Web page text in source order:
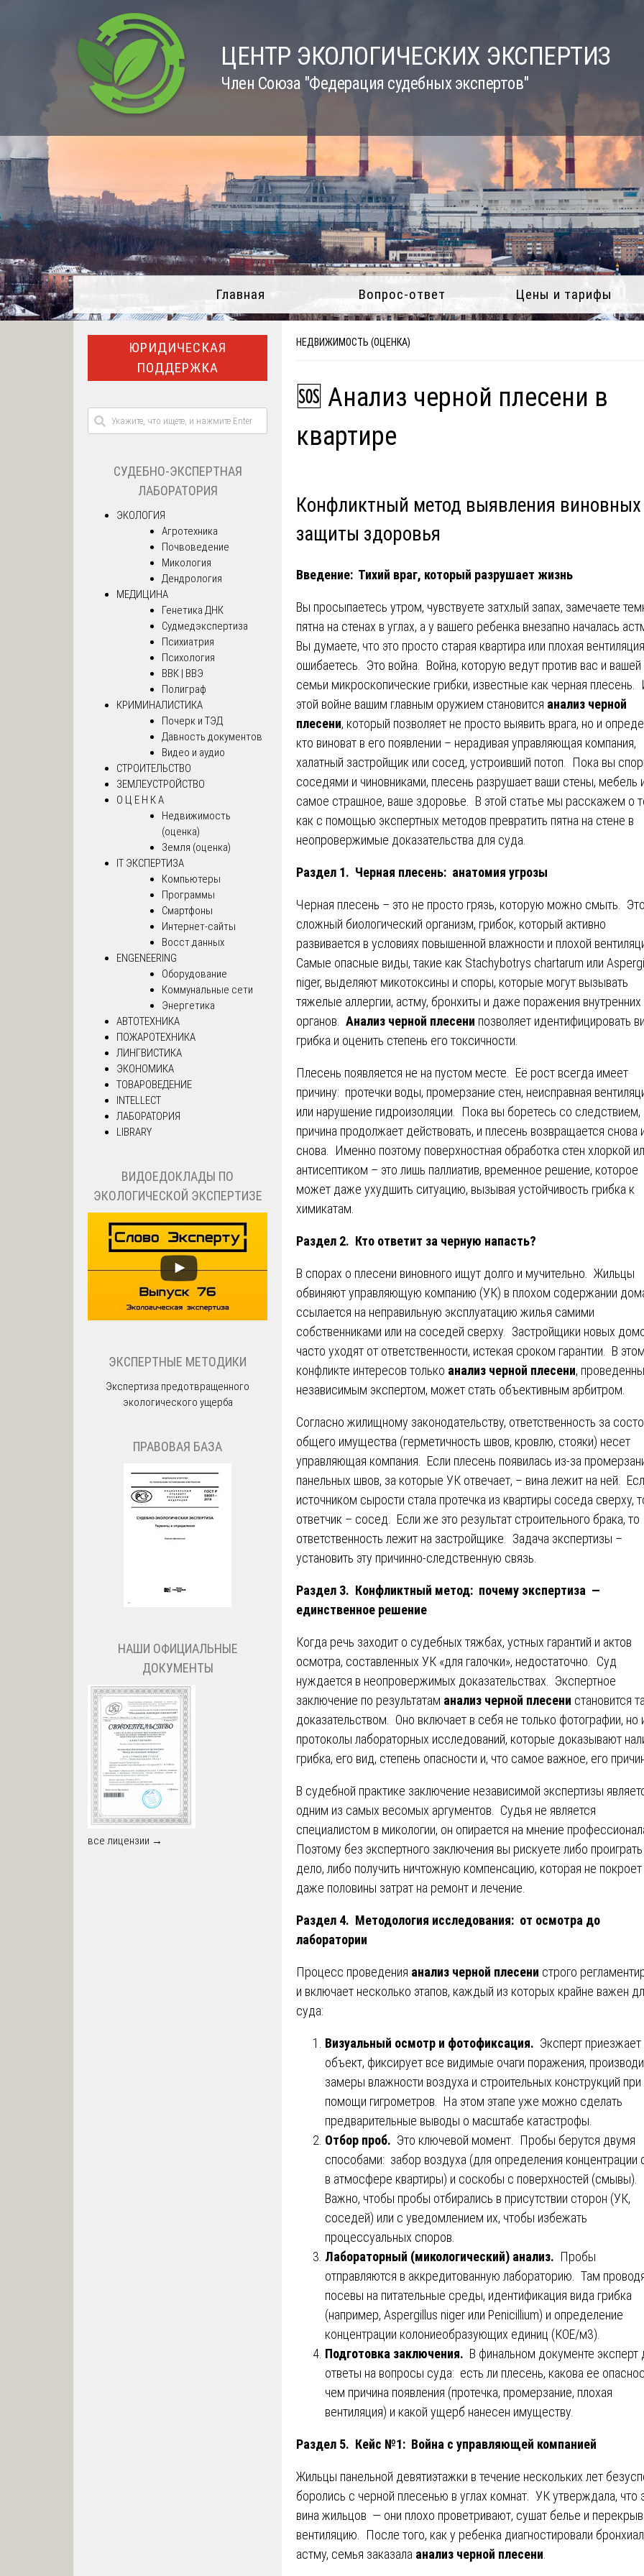
ЦЕНТР ЭКОЛОГИЧЕСКИХ ЭКСПЕРТИЗ
Член Союза "Федерация судебных экспертов"
Главная Вопрос-ответ Цены и тарифы
НЕДВИЖИМОСТЬ (ОЦЕНКА)
🆘 Анализ черной плесени в
квартире
Конфликтный метод выявления виновных
защиты здоровья
Введение: Тихий враг, который разрушает жизнь
Вы просыпаетесь утром, чувствуете затхлый запах, замечаете
пятна на стенах в углах, а у вашего ребенка внезапно началась
Вы думаете, что это просто старая квартира или плохая
ошибаетесь. Это война. Война, которую ведут против вас и вашей
семьи микроскопические грибки, известные как черная плесень.
этой войне вашим главным оружием становится анализ черной
плесени, который позволяет не просто выявить врага, но и
кто виноват в его появлении – нерадивая управляющая компания,
халатный застройщик или сосед, устроивший потоп. Пока вы
соседями и чиновниками, плесень разрушает ваши стены, мебель
самое страшное, ваше здоровье. В этой статье мы расскажем о
как с помощью экспертных методов превратить пятна на стене в
неопровержимые доказательства для суда.
Раздел 1. Черная плесень: анатомия угрозы
Черная плесень – это не просто грязь, которую можно смыть. Это
сложный биологический организм, грибок, который активно
развивается в условиях повышенной влажности и плохой
Самые опасные виды, такие как Stachybotrys chartarum или
niger, выделяют микотоксины и споры, которые могут вызывать
тяжелые аллергии, астму, бронхиты и даже поражения внутренних
органов. Анализ черной плесени позволяет идентифицировать
грибка и оценить степень его токсичности.
Плесень появляется не на пустом месте. Её рост всегда имеет
причину: протечки воды, промерзание стен, неисправная
или нарушение гидроизоляции. Пока вы боретесь со следствием,
причина продолжает действовать, и плесень возвращается снова
снова. Именно поэтому поверхностная обработка стен хлоркой
антисептиком – это лишь паллиатив, временное решение, которое
может даже ухудшить ситуацию, вызывая устойчивость грибка к
химикатам.
Раздел 2. Кто ответит за черную напасть?
В спорах о плесени виновного ищут долго и мучительно. Жильцы
обвиняют управляющую компанию (УК) в плохом содержании
ссылается на неправильную эксплуатацию жилья самими
собственниками или на соседей сверху. Застройщики новых
часто уходят от ответственности, истекая сроком гарантии. В этом
конфликте интересов только анализ черной плесени,
независимым экспертом, может стать объективным арбитром.
Согласно жилищному законодательству, ответственность за
общего имущества (герметичность швов, кровлю, стояки) несет
управляющая компания. Если плесень появилась из-за
панельных швов, за которые УК отвечает, – вина лежит на ней.
источником сырости стала протечка из квартиры соседа сверху,
ответчик – сосед. Если же это результат строительного брака, то
ответственность лежит на застройщике. Задача экспертизы –
установить эту причинно-следственную связь.
Раздел 3. Конфликтный метод: почему экспертиза —
единственное решение
Когда речь заходит о судебных тяжбах, устных гарантий и актов
осмотра, составленных УК «для галочки», недостаточно. Суд
нуждается в неопровержимых доказательствах. Экспертное
заключение по результатам анализ черной плесени становится
доказательством. Оно включает в себя не только фотографии, но
протоколы лабораторных исследований, которые доказывают
грибка, его вид, степень опасности и, что самое важное, его
В судебной практике заключение независимой экспертизы
одним из самых весомых аргументов. Судья не является
специалистом в микологии, он опирается на мнение
Поэтому без экспертного заключения вы рискуете либо проиграть
дело, либо получить ничтожную компенсацию, которая не покроет
даже половины затрат на ремонт и лечение.
Раздел 4. Методология исследования: от осмотра до
лаборатории
Процесс проведения анализ черной плесени строго
и включает несколько этапов, каждый из которых крайне важен
суда:
Визуальный осмотр и фотофиксация. Эксперт приезжает
объект, фиксирует все видимые очаги поражения,
замеры влажности воздуха и строительных конструкций при
помощи гигрометров. На этом этапе уже можно сделать
предварительные выводы о масштабе катастрофы.
Отбор проб. Это ключевой момент. Пробы берутся двумя
способами: забор воздуха (для определения концентрации
в атмосфере квартиры) и соскобы с поверхностей (смывы).
Важно, чтобы пробы отбирались в присутствии сторон (УК,
соседей) или с уведомлением их, чтобы избежать
процессуальных споров.
Лабораторный (микологический) анализ. Пробы
отправляются в аккредитованную лабораторию. Там
посевы на питательные среды, идентификация вида грибка
(например, Aspergillus niger или Penicillium) и определение
концентрации колониеобразующих единиц (КОЕ/м3).
Подготовка заключения. В финальном документе эксперт
ответы на вопросы суда: есть ли плесень, какова ее
чем причина появления (протечка, промерзание, плохая
вентиляция) и какой ущерб нанесен имуществу.
Раздел 5. Кейс №1: Война с управляющей компанией
Жильцы панельной девятиэтажки в течение нескольких лет
боролись с черной плесенью в углах комнат. УК утверждала, что
вина жильцов — они плохо проветривают, сушат белье и
вентиляцию. После того, как у ребенка диагностировали
астму, семья заказала анализ черной плесени
ЮРИДИЧЕСКАЯ
ПОДДЕРЖКА
СУДЕБНО-ЭКСПЕРТНАЯ
ЛАБОРАТОРИЯ
ЭКОЛОГИЯ
Агротехника
Почвоведение
Микология
Дендрология
МЕДИЦИНА
Генетика ДНК
Судмедэкспертиза
Психиатрия
Психология
ВВК | ВВЭ
Полиграф
КРИМИНАЛИСТИКА
Почерк и ТЭД
Давность документов
Видео и аудио
СТРОИТЕЛЬСТВО
ЗЕМЛЕУСТРОЙСТВО
О Ц Е Н К А
Недвижимость
(оценка)
Земля (оценка)
IT ЭКСПЕРТИЗА
Компьютеры
Программы
Смартфоны
Интернет-сайты
Восст.данных
ENGENEERING
Оборудование
Коммунальные сети
Энергетика
АВТОТЕХНИКА
ПОЖАРОТЕХНИКА
ЛИНГВИСТИКА
ЭКОНОМИКА
ТОВАРОВЕДЕНИЕ
INTELLECT
ЛАБОРАТОРИЯ
LIBRARY
ВИДОЕДОКЛАДЫ ПО
ЭКОЛОГИЧЕСКОЙ ЭКСПЕРТИЗЕ
ЭКСПЕРТНЫЕ МЕТОДИКИ
Экспертиза предотвращенного
экологического ущерба
ПРАВОВАЯ БАЗА
НАШИ ОФИЦИАЛЬНЫЕ
ДОКУМЕНТЫ
все лицензии →